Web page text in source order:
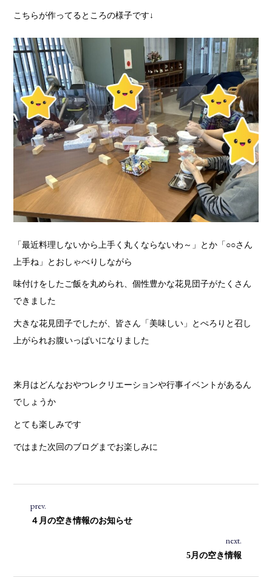
こちらが作ってるところの様子です↓
「最近料理しないから上手く丸くならないわ～」とか「○○さん
上手ね」とおしゃべりしながら
味付けをしたご飯を丸められ、個性豊かな花見団子がたくさん
できました
大きな花見団子でしたが、皆さん「美味しい」とぺろりと召し
上がられお腹いっぱいになりました
来月はどんなおやつレクリエーションや行事イベントがあるん
でしょうか
とても楽しみです
ではまた次回のブログまでお楽しみに
prev.
４月の空き情報のお知らせ
next.
5月の空き情報